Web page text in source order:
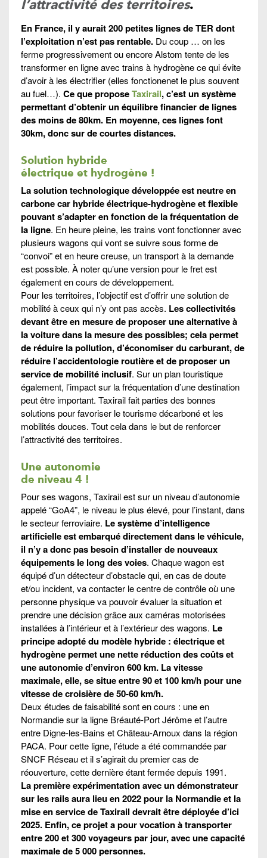
l’attractivité des territoires.
En France, il y aurait 200 petites lignes de TER dont
l’exploitation n’est pas rentable. Du coup … on les
ferme progressivement ou encore Alstom tente de les
transformer en ligne avec trains à hydrogène ce qui évite
d’avoir à les électrifier (elles fonctionenet le plus souvent
au fuel…). Ce que proposeTaxirail, c’est un système
permettant d’obtenir un équilibre financier de lignes
des moins de 80km. En moyenne, ces lignes font
30km, donc sur de courtes distances.
Solution hybride
électrique et hydrogène !
La solution technologique développée est neutre en
carbone car hybride électrique-hydrogène et flexible
pouvant s’adapter en fonction de la fréquentation de
la ligne. En heure pleine, les trains vont fonctionner avec
plusieurs wagons qui vont se suivre sous forme de
“convoi” et en heure creuse, un transport à la demande
est possible. À noter qu’une version pour le fret est
également en cours de développement.
Pour les territoires, l’objectif est d’offrir une solution de
mobilité à ceux qui n’y ont pas accès. Les collectivités
devant être en mesure de proposer une alternative à
la voiture dans la mesure des possibles; cela permet
de réduire la pollution, d’économiser du carburant, de
réduire l’accidentologie routière et de proposer un
service de mobilité inclusif. Sur un plan touristique
également, l’impact sur la fréquentation d’une destination
peut être important. Taxirail fait parties des bonnes
solutions pour favoriser le tourisme décarboné et les
mobilités douces. Tout cela dans le but de renforcer
l’attractivité des territoires.
Une autonomie
de niveau 4 !
Pour ses wagons, Taxirail est sur un niveau d’autonomie
appelé “GoA4”, le niveau le plus élevé, pour l’instant, dans
le secteur ferroviaire. Le système d’intelligence
artificielle est embarqué directement dans le véhicule,
il n’y a donc pas besoin d’installer de nouveaux
équipements le long des voies. Chaque wagon est
équipé d’un détecteur d’obstacle qui, en cas de doute
et/ou incident, va contacter le centre de contrôle où une
personne physique va pouvoir évaluer la situation et
prendre une décision grâce aux caméras motorisées
installées à l’intérieur et à l’extérieur des wagons. Le
principe adopté du modèle hybride : électrique et
hydrogène permet une nette réduction des coûts et
une autonomie d’environ 600 km. La vitesse
maximale, elle, se situe entre 90 et 100 km/h pour une
vitesse de croisière de 50-60 km/h.
Deux études de faisabilité sont en cours : une en
Normandie sur la ligne Bréauté-Port Jérôme et l’autre
entre Digne-les-Bains et Château-Arnoux dans la région
PACA. Pour cette ligne, l’étude a été commandée par
SNCF Réseau et il s’agirait du premier cas de
réouverture, cette dernière étant fermée depuis 1991.
La première expérimentation avec un démonstrateur
sur les rails aura lieu en 2022 pour la Normandie et la
mise en service de Taxirail devrait être déployée d’ici
2025. Enfin, ce projet a pour vocation à transporter
entre 200 et 300 voyageurs par jour, avec une capacité
maximale de 5 000 personnes.